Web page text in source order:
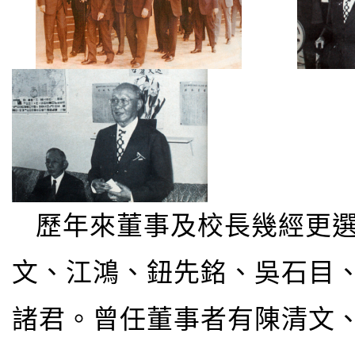
歷年來董事及校長幾經更
文、江鴻、鈕先銘、吳石目
諸君。曾任董事者有陳清文